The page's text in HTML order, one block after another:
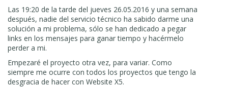
Juanjo Santiago.
Las 19:20 de la tarde del jueves 26.05.2016 y una semana
después, nadie del servicio técnico ha sabido darme una
solución a mi problema, sólo se han dedicado a pegar
links en los mensajes para ganar tiempo y hacérmelo
perder a mi.
Empezaré el proyecto otra vez, para variar. Como
siempre me ocurre con todos los proyectos que tengo la
desgracia de hacer con Website X5.